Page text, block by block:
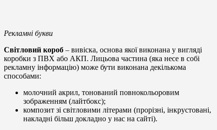
Рекламні букви
Світловий короб – вивіска, основа якої виконана у вигляді
коробки з ПВХ або АКП. Лицьова частина (яка несе в собі
рекламну інформацію) може бути виконана декількома
способами:
молочний акрил, тонований повнокольоровим
зображенням (лайтбокс);
композит зі світловими літерами (прорізні, інкрустовані,
накладні більш докладно у нас на сайті).